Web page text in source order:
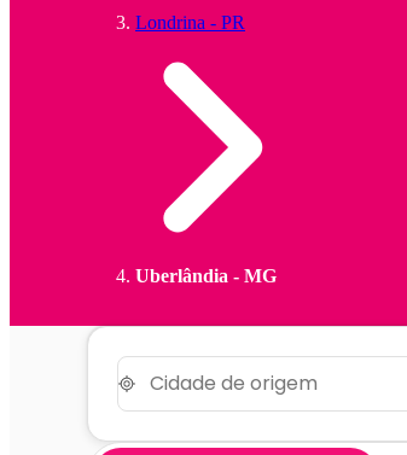
Londrina - PR
Uberlândia - MG